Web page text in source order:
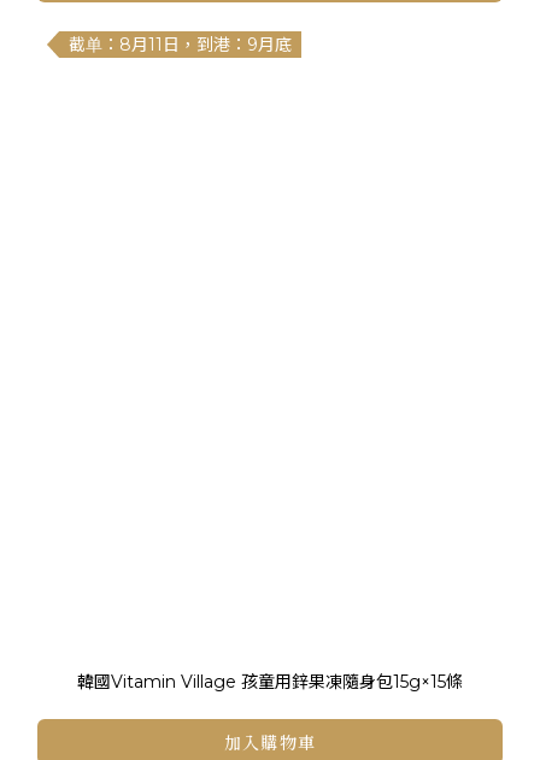
截单：8月11日，到港：9月底
韓國Vitamin Village 孩童用鋅果凍隨身包15g×15條
加入購物車